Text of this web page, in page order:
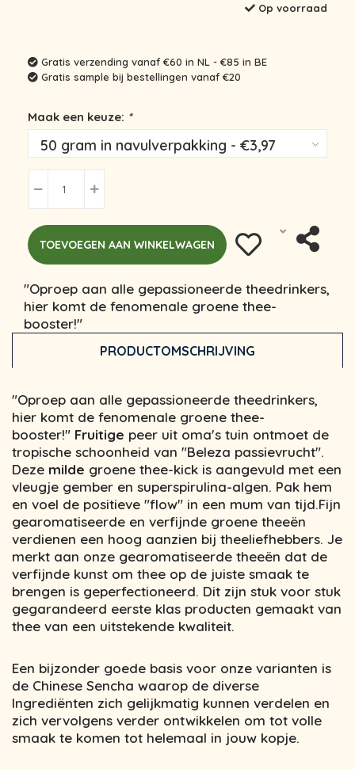
Op voorraad
Gratis verzending vanaf €60 in NL - €85 in BE
Gratis sample bij bestellingen vanaf €20
Maak een keuze: *
TOEVOEGEN AAN WINKELWAGEN
"Oproep aan alle gepassioneerde theedrinkers,
hier komt de fenomenale groene thee-
booster!"
PRODUCTOMSCHRIJVING
"Oproep aan alle gepassioneerde theedrinkers,
hier komt de fenomenale groene thee-
booster!" Fruitige peer uit oma's tuin ontmoet de
tropische schoonheid van "Beleza passievrucht".
Deze milde groene thee-kick is aangevuld met een
vleugje gember en superspirulina-algen. Pak hem
en voel de positieve "flow" in een mum van tijd.Fijn
gearomatiseerde en verfijnde groene theeën
verdienen een hoog aanzien bij theeliefhebbers. Je
merkt aan onze gearomatiseerde theeën dat de
verfijnde kunst om thee op de juiste smaak te
brengen is geperfectioneerd. Dit zijn stuk voor stuk
gegarandeerd eerste klas producten gemaakt van
thee van een uitstekende kwaliteit.
Een bijzonder goede basis voor onze varianten is
de Chinese Sencha waarop de diverse
Ingrediënten zich gelijkmatig kunnen verdelen en
zich vervolgens verder ontwikkelen om tot volle
smaak te komen tot helemaal in jouw kopje.